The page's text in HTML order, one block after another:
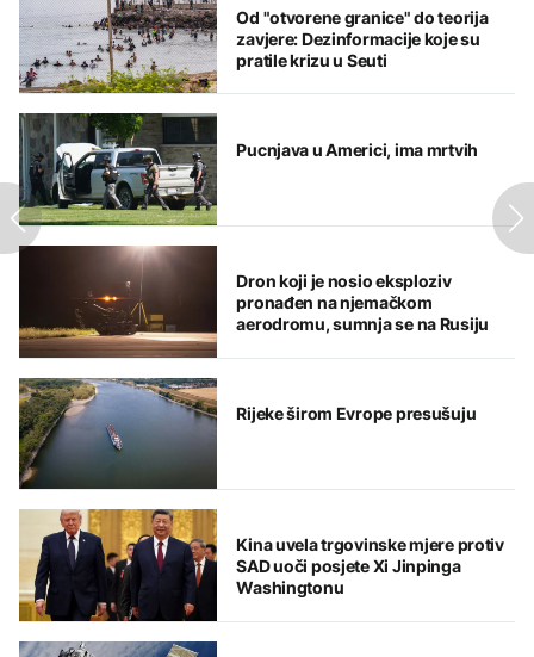
Od "otvorene granice" do teorija
zavjere: Dezinformacije koje su
pratile krizu u Seuti
Pucnjava u Americi, ima mrtvih
Dron koji je nosio eksploziv
pronađen na njemačkom
aerodromu, sumnja se na Rusiju
Rijeke širom Evrope presušuju
Kina uvela trgovinske mjere protiv
SAD uoči posjete Xi Jinpinga
Washingtonu